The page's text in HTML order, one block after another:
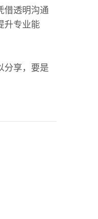
借透明沟通
升专业能
分享，要是